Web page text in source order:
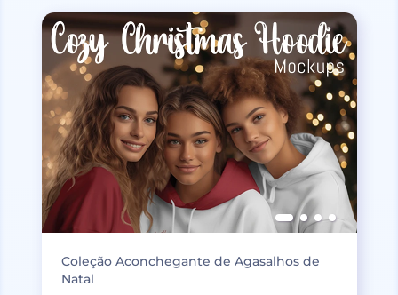
Coleção Aconchegante de Agasalhos de
Natal